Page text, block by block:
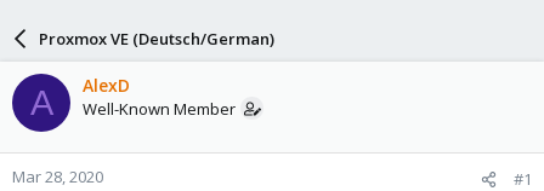
a
d
s
t
a
r
r
t
d
a
e
s
Proxmox VE (Deutsch/German)
A AlexD
Well-Known Member
Mar 28, 2020 #1